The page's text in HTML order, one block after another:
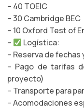
– 40 TOEIC
– 30 Cambridge BEC
– 10 Oxford Test of
–
Logística:
– Reserva de
– Pago de tarifas
proyecto)
– Transporte para
– Acomodaciones